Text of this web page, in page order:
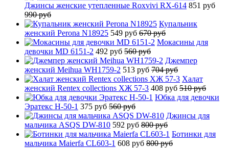
Джинсы женские утепленные Roxvivi RX-614 851 руб
990 руб
Купальник
женский Perona N18925 549 руб 670 руб
Мокасины для
девочки MD 6151-2 492 руб 560 руб
Джемпер
женский Meihua WH1759-2 513 руб 704 руб
Халат
женский Rentex collections ХЖ 57-3 408 руб 510 руб
Юбка для девочки
Эратекс H-50-1 375 руб 560 руб
Джинсы для
мальчика ASQS DW-810 592 руб 800 руб
Ботинки для
мальчика Maierfa CL603-1 608 руб 800 руб